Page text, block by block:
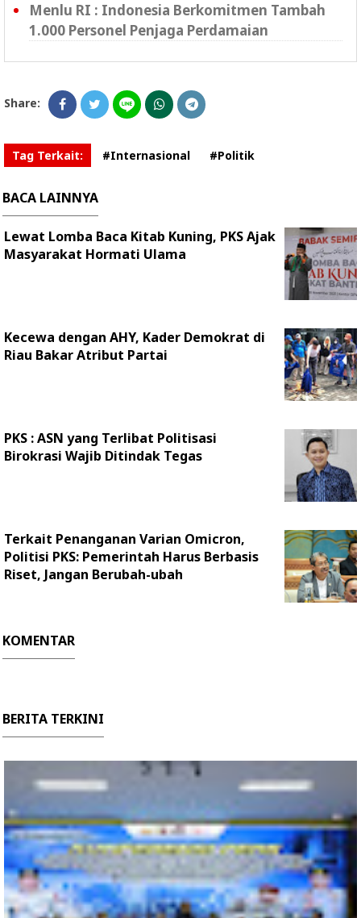
Menlu RI : Indonesia Berkomitmen Tambah
1.000 Personel Penjaga Perdamaian
Share:
Tag Terkait: #Internasional #Politik
BACA LAINNYA
Lewat Lomba Baca Kitab Kuning, PKS Ajak
Masyarakat Hormati Ulama
Kecewa dengan AHY, Kader Demokrat di
Riau Bakar Atribut Partai
PKS : ASN yang Terlibat Politisasi
Birokrasi Wajib Ditindak Tegas
Terkait Penanganan Varian Omicron,
Politisi PKS: Pemerintah Harus Berbasis
Riset, Jangan Berubah-ubah
KOMENTAR
BERITA TERKINI